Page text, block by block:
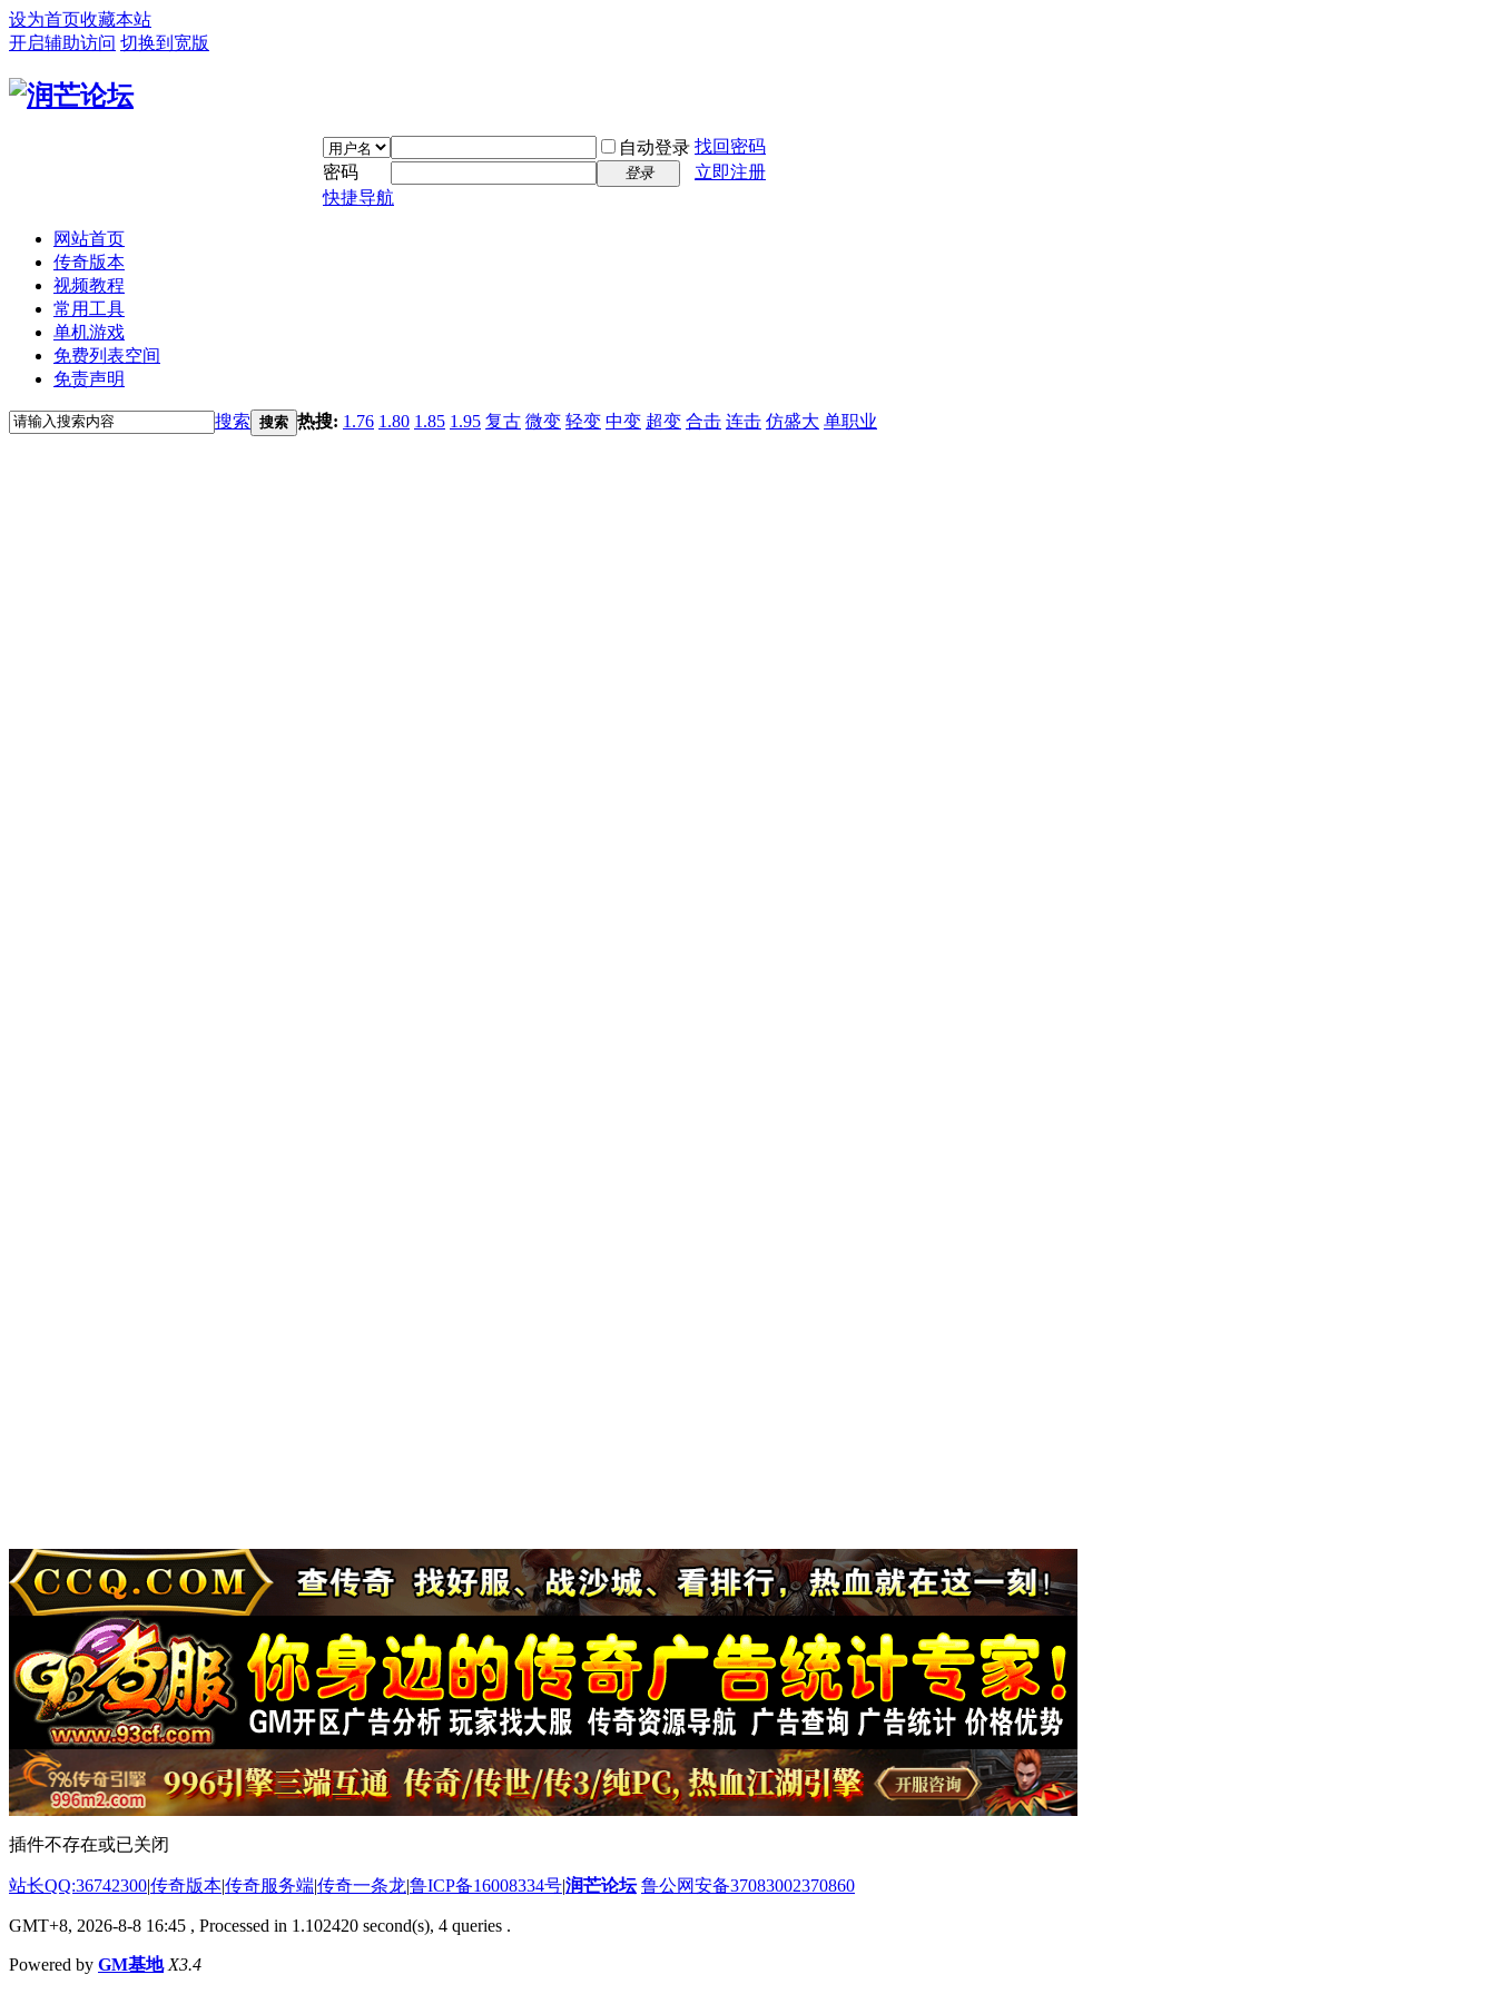
设为首页收藏本站
开启辅助访问 切换到宽版
自动登录 找回密码
密码
登录
立即注册
快捷导航
网站首页
传奇版本
视频教程
常用工具
单机游戏
免费列表空间
免责声明
搜索 搜索 热搜: 1.76 1.80 1.85 1.95 复古 微变 轻变 中变 超变 合击 连击 仿盛大 单职业
插件不存在或已关闭
站长QQ:36742300|传奇版本|传奇服务端|传奇一条龙|鲁ICP备16008334号|润芒论坛 鲁公网安备37083002370860
GMT+8, 2026-8-8 16:45 , Processed in 1.102420 second(s), 4 queries .
Powered by GM基地 X3.4